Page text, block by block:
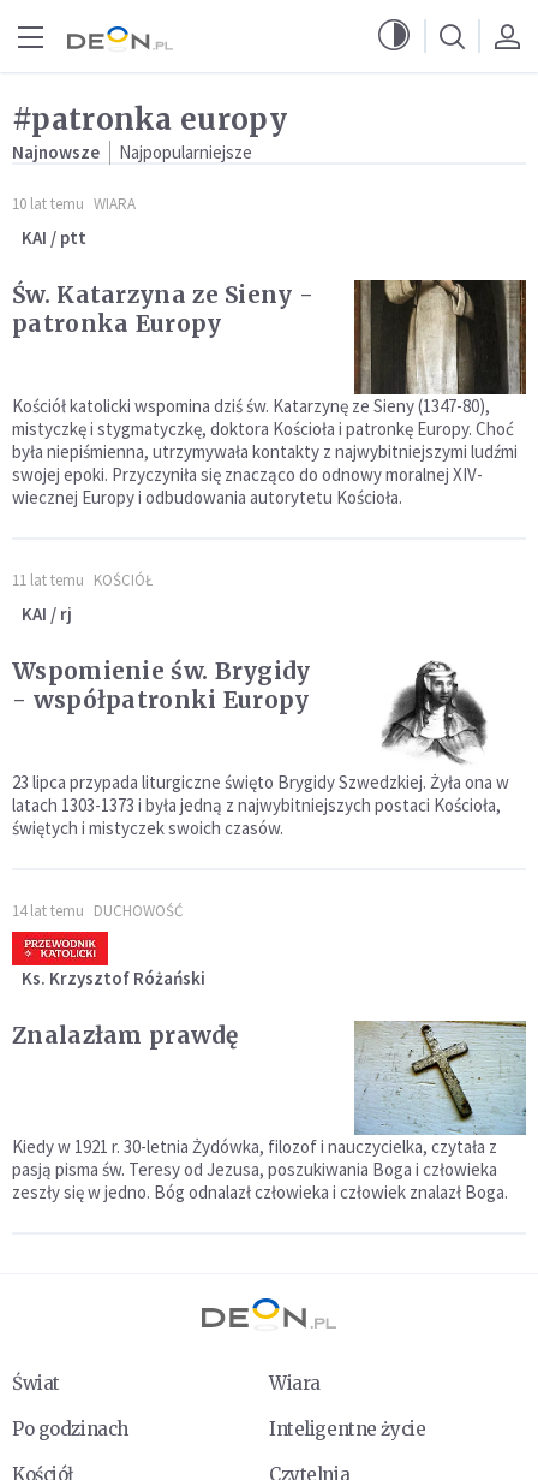
#patronka europy
Najnowsze Najpopularniejsze
10 lat temu WIARA
KAI / ptt
Św. Katarzyna ze Sieny -
patronka Europy
Kościół katolicki wspomina dziś św. Katarzynę ze Sieny (1347-80),
mistyczkę i stygmatyczkę, doktora Kościoła i patronkę Europy. Choć
była niepiśmienna, utrzymywała kontakty z najwybitniejszymi ludźmi
swojej epoki. Przyczyniła się znacząco do odnowy moralnej XIV-
wiecznej Europy i odbudowania autorytetu Kościoła.
11 lat temu KOŚCIÓŁ
KAI / rj
Wspomienie św. Brygidy
- współpatronki Europy
23 lipca przypada liturgiczne święto Brygidy Szwedzkiej. Żyła ona w
latach 1303-1373 i była jedną z najwybitniejszych postaci Kościoła,
świętych i mistyczek swoich czasów.
14 lat temu DUCHOWOŚĆ
Ks. Krzysztof Różański
Znalazłam prawdę
Kiedy w 1921 r. 30-letnia Żydówka, filozof i nauczycielka, czytała z
pasją pisma św. Teresy od Jezusa, poszukiwania Boga i człowieka
zeszły się w jedno. Bóg odnalazł człowieka i człowiek znalazł Boga.
Świat
Wiara
Po godzinach
Inteligentne życie
Kościół
Czytelnia